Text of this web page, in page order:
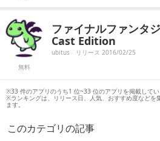
無料
ファイナルファンタ
Cast Edition
ubitus リリース 2016/02/25
※33 件のアプリのうち1 位~33 位のアプリを掲載してい
※ランキングは、リリース日、人気、おすすめ度などを
ます。
このカテゴリの記事